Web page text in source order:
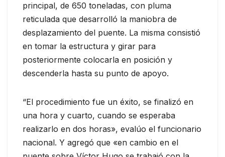
principal, de 650 toneladas, con pluma
reticulada que desarrolló la maniobra de
desplazamiento del puente. La misma consistió
en tomar la estructura y girar para
posteriormente colocarla en posición y
descenderla hasta su punto de apoyo.
“El procedimiento fue un éxito, se finalizó en
una hora y cuarto, cuando se esperaba
realizarlo en dos horas», evalúo el funcionario
nacional. Y agregó que «en cambio en el